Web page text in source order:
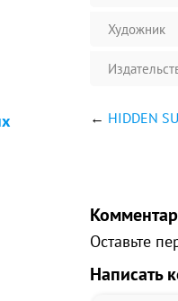
Художник
← HIDDEN
Оставьте
Написать